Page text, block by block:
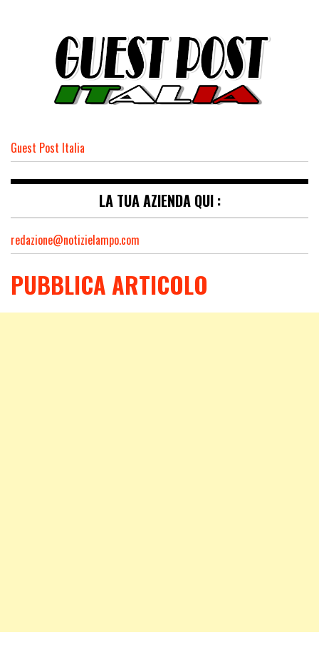
Guest Post Italia
LA TUA AZIENDA QUI :
redazione@notizielampo.com
PUBBLICA ARTICOLO